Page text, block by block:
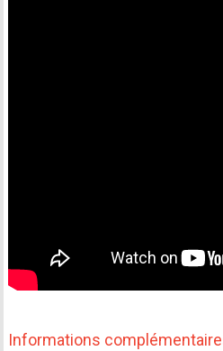
Informations